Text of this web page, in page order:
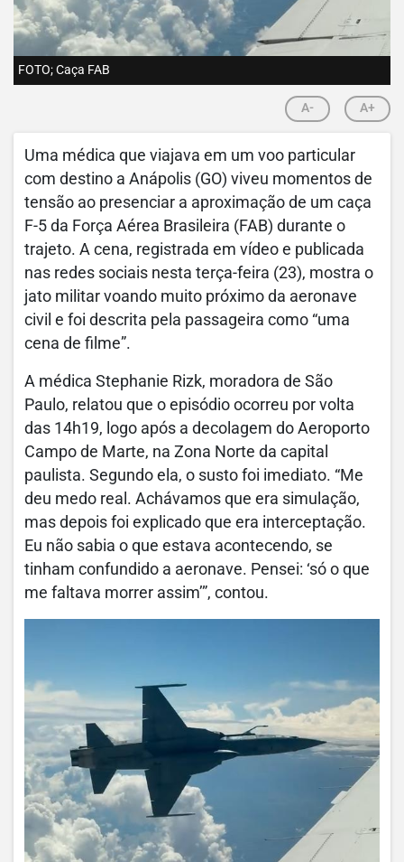
FOTO; Caça FAB
A- A+
Uma médica que viajava em um voo particular
com destino a Anápolis (GO) viveu momentos de
tensão ao presenciar a aproximação de um caça
F-5 da Força Aérea Brasileira (FAB) durante o
trajeto. A cena, registrada em vídeo e publicada
nas redes sociais nesta terça-feira (23), mostra o
jato militar voando muito próximo da aeronave
civil e foi descrita pela passageira como “uma
cena de filme”.
A médica Stephanie Rizk, moradora de São
Paulo, relatou que o episódio ocorreu por volta
das 14h19, logo após a decolagem do Aeroporto
Campo de Marte, na Zona Norte da capital
paulista. Segundo ela, o susto foi imediato. “Me
deu medo real. Achávamos que era simulação,
mas depois foi explicado que era interceptação.
Eu não sabia o que estava acontecendo, se
tinham confundido a aeronave. Pensei: ‘só o que
me faltava morrer assim’”, contou.